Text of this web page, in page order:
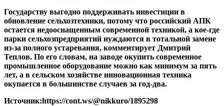
Государству выгодно поддерживать инвестиции в
обновление сельхозтехники, потому что российский АПК
остается недооснащенным современной техникой, а кое-где
парки сельхозпредприятий нуждаются в тотальной замене
из-за полного устаревания, комментирует Дмитрий
Теплов. По его словам, на заводе окупить современное
промышленное оборудование можно как минимум за пять
лет, а в сельском хозяйстве инновационная техника
окупается в большинстве случаев за год-два.
Источник:https://cont.ws/@nikkuro/1895298